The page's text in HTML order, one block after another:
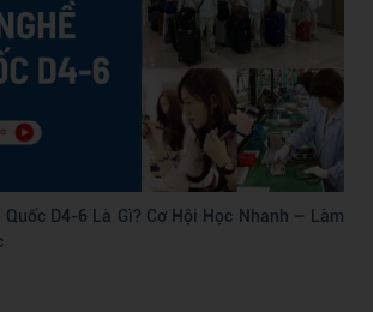
Quốc D4-6 Là Gì? Cơ Hội Học Nhanh – Làm